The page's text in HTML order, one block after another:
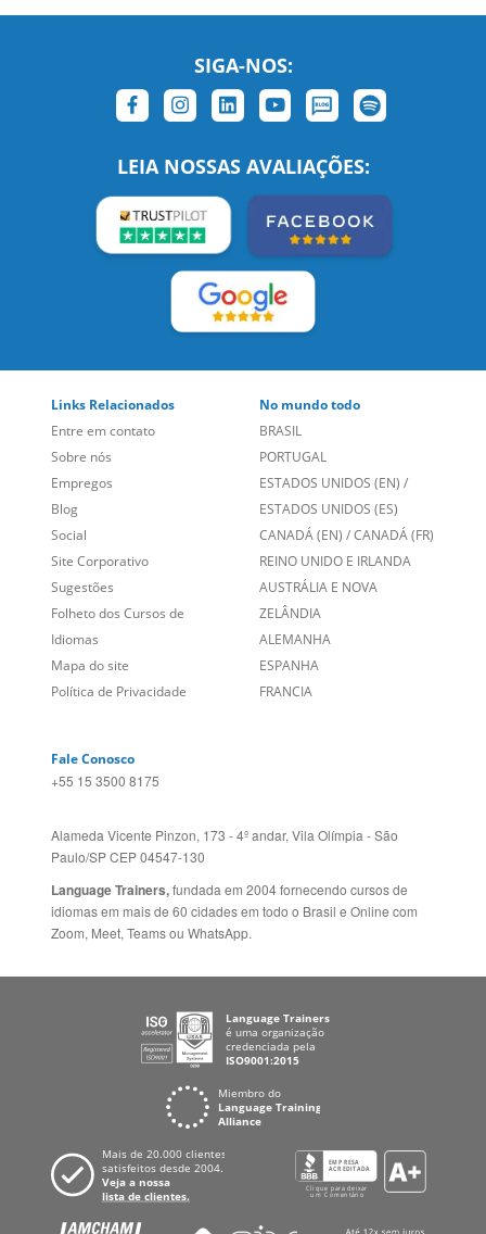
SIGA-NOS:
LEIA NOSSAS AVALIAÇÕES:
Links Relacionados
Entre em contato
Sobre nós
Empregos
Blog
Social
Site Corporativo
Sugestões
Folheto dos Cursos de
Idiomas
Mapa do site
No mundo todo
BRASIL
PORTUGAL
ESTADOS UNIDOS (EN)
ESTADOS UNIDOS (ES)
CANADÁ (EN) / CANADÁ (FR)
REINO UNIDO E IRLANDA
AUSTRÁLIA E NOVA
ZELÂNDIA
ALEMANHA
ESPANHA
Fale Conosco
Alameda Vicente Pinzon, 173 - 4º andar, Vila Olímpia - São
Paulo/SP CEP 04547-130
Language Trainers, fundada em 2004 fornecendo cursos de
idiomas em mais de 60 cidades em todo o Brasil e Online com